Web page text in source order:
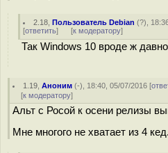
2.18 ,Пользователь Debian (?),
[ответить] [к модератору]
Так Windows 10 вроде ж
1.19 ,Аноним (-), 18:40, 05/07/2016 [
[к модератору]
Альт с Росой к осени релизы
Мне многого не хватает из 4 кед.